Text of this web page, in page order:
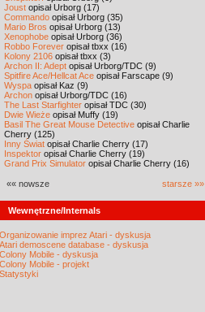
Joust opisał Urborg (17)
Commando opisał Urborg (35)
Mario Bros opisał Urborg (13)
Xenophobe opisał Urborg (36)
Robbo Forever opisał tbxx (16)
Kolony 2106 opisał tbxx (3)
Archon II: Adept opisał Urborg/TDC (9)
Spitfire Ace/Hellcat Ace opisał Farscape (9)
Wyspa opisał Kaz (9)
Archon opisał Urborg/TDC (16)
The Last Starfighter opisał TDC (30)
Dwie Wieże opisał Muffy (19)
Basil The Great Mouse Detective opisał Charlie
Cherry (125)
Inny Świat opisał Charlie Cherry (17)
Inspektor opisał Charlie Cherry (19)
Grand Prix Simulator opisał Charlie Cherry (16)
«« nowsze starsze »»
Wewnętrzne/Internals
Organizowanie imprez Atari - dyskusja
Atari demoscene database - dyskusja
Colony Mobile - dyskusja
Colony Mobile - projekt
Statystyki